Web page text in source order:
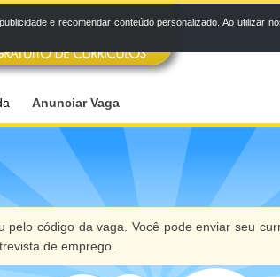
Anunciar Vaga
código da vaga. Você pode enviar seu
de emprego.
e recomendar conteúdo personalizado. Ao utilizar